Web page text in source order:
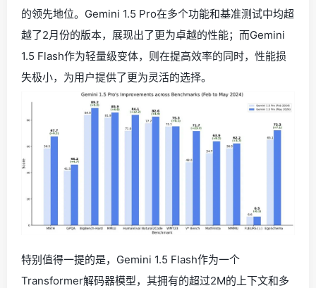
的领先地位。Gemini 1.5 Pro在多个功能和基准测试中均超
越了2月份的版本，展现出了更为卓越的性能；而Gemini
1.5 Flash作为轻量级变体，则在提高效率的同时，性能损
失极小，为用户提供了更为灵活的选择。
特别值得一提的是，Gemini 1.5 Flash作为一个
Transformer解码器模型，其拥有的超过2M的上下文和多